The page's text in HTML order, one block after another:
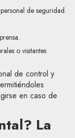
de seguridad.
o visitantes
de control y
en caso de
La